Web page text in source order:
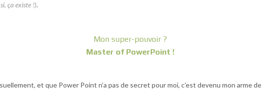
ça existe !).
Mon super-pouvoir ?
Master of PowerPoint !
et que Power Point n’a pas de secret pour moi, c’est devenu mon arme